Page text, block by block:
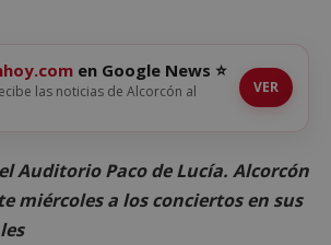
en Google News ⭐
las noticias de Alcorcón al
VER
Auditorio Paco de Lucía. Alcorcón
miércoles a los conciertos en sus